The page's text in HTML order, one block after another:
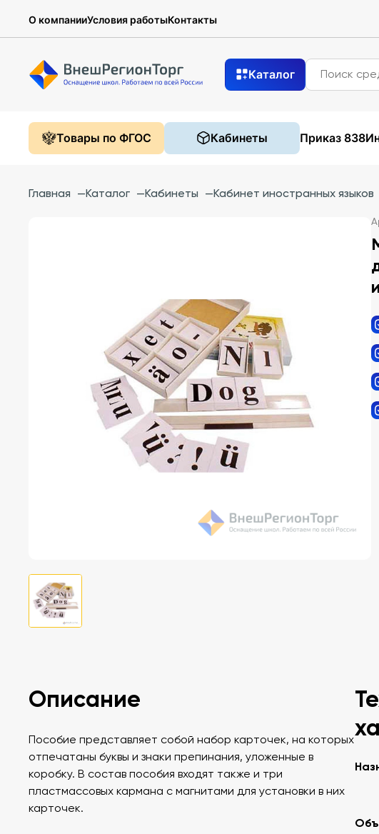
О компанииУсловия работыКонтакты
Каталог
Товары по ФГОС Кабинеты Приказ 838
Главная —Каталог —Кабинеты —Кабинет иностранных языков
Описание
Пособие представляет собой набор карточек, на которых
отпечатаны буквы и знаки препинания, уложенные в
коробку. В состав пособия входят также и три
пластмассовых кармана с магнитами для установки в них
карточек.